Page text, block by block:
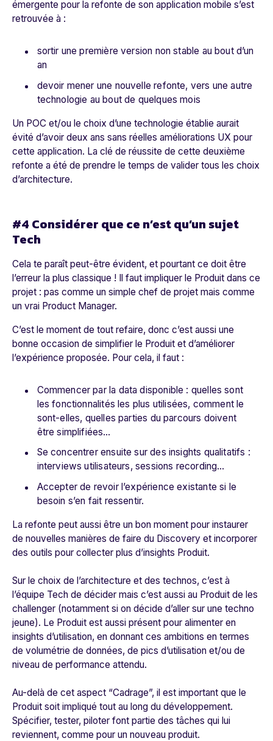
émergente pour la refonte de son application mobile s’est
retrouvée à :
sortir une première version non stable au bout d’un
an
devoir mener une nouvelle refonte, vers une autre
technologie au bout de quelques mois
Un POC et/ou le choix d’une technologie établie aurait
évité d’avoir deux ans sans réelles améliorations UX pour
cette application. La clé de réussite de cette deuxième
refonte a été de prendre le temps de valider tous les choix
d’architecture.
#4 Considérer que ce n’est qu’un sujet
Tech
Cela te paraît peut-être évident, et pourtant ce doit être
l’erreur la plus classique ! Il faut impliquer le Produit dans ce
projet : pas comme un simple chef de projet mais comme
un vrai Product Manager.
C’est le moment de tout refaire, donc c’est aussi une
bonne occasion de simplifier le Produit et d’améliorer
l’expérience proposée. Pour cela, il faut :
Commencer par la data disponible : quelles sont
les fonctionnalités les plus utilisées, comment le
sont-elles, quelles parties du parcours doivent
être simplifiées…
Se concentrer ensuite sur des insights qualitatifs :
interviews utilisateurs, sessions recording…
Accepter de revoir l’expérience existante si le
besoin s’en fait ressentir.
La refonte peut aussi être un bon moment pour instaurer
de nouvelles manières de faire du Discovery et incorporer
des outils pour collecter plus d’insights Produit.
Sur le choix de l’architecture et des technos, c’est à
l’équipe Tech de décider mais c’est aussi au Produit de les
challenger (notamment si on décide d’aller sur une techno
jeune). Le Produit est aussi présent pour alimenter en
insights d’utilisation, en donnant ces ambitions en termes
de volumétrie de données, de pics d’utilisation et/ou de
niveau de performance attendu.
Au-delà de cet aspect “Cadrage”, il est important que le
Produit soit impliqué tout au long du développement.
Spécifier, tester, piloter font partie des tâches qui lui
reviennent, comme pour un nouveau produit.